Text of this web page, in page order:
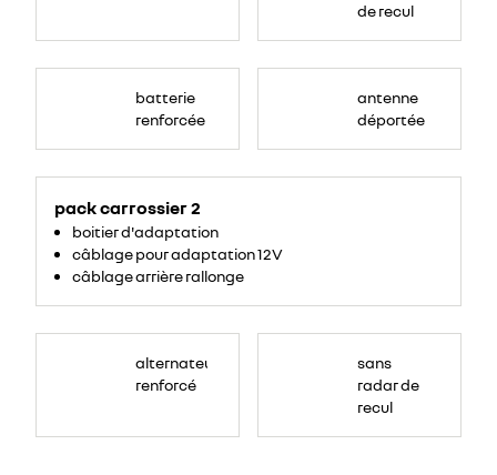
de recul
batterie
renforcée
antenne
déportée
pack carrossier 2
boitier d'adaptation
câblage pour adaptation 12V
câblage arrière rallonge
alternateur
renforcé
sans
radar de
recul